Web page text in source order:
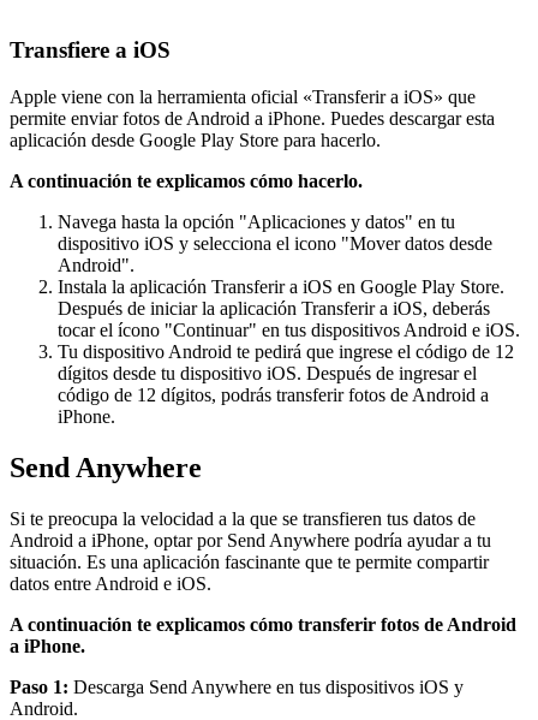
Transfiere a iOS
Apple viene con la herramienta oficial «Transferir a iOS» que
permite enviar fotos de Android a iPhone. Puedes descargar esta
aplicación desde Google Play Store para hacerlo.
A continuación te explicamos cómo hacerlo.
Navega hasta la opción "Aplicaciones y datos" en tu
dispositivo iOS y selecciona el icono "Mover datos desde
Android".
Instala la aplicación Transferir a iOS en Google Play Store.
Después de iniciar la aplicación Transferir a iOS, deberás
tocar el ícono "Continuar" en tus dispositivos Android e iOS.
Tu dispositivo Android te pedirá que ingrese el código de 12
dígitos desde tu dispositivo iOS. Después de ingresar el
código de 12 dígitos, podrás transferir fotos de Android a
iPhone.
Send Anywhere
Si te preocupa la velocidad a la que se transfieren tus datos de
Android a iPhone, optar por Send Anywhere podría ayudar a tu
situación. Es una aplicación fascinante que te permite compartir
datos entre Android e iOS.
A continuación te explicamos cómo transferir fotos de Android
a iPhone.
Paso 1: Descarga Send Anywhere en tus dispositivos iOS y
Android.